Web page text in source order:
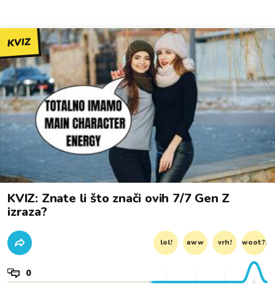
KVIZ
KVIZ: Znate li što znači ovih 7/7 Gen Z
izraza?
lol! aww vrh! woot?!
0